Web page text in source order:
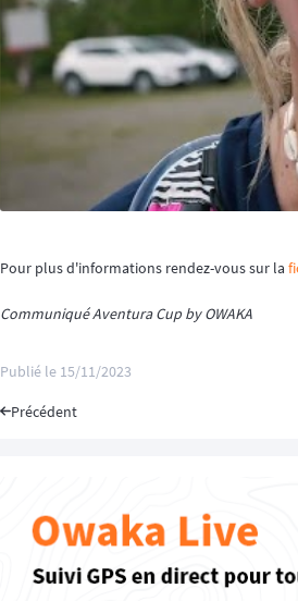
Pour plus d'informations rendez-vous sur la
Communiqué Aventura Cup by OWAKA
Publié le 15/11/2023
Précédent